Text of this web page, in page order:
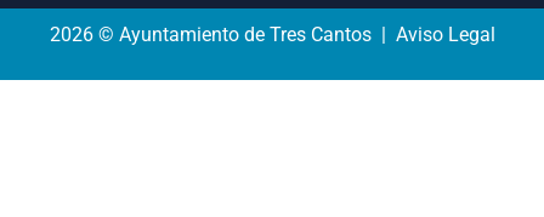
2026 © Ayuntamiento de Tres Cantos | Aviso Legal